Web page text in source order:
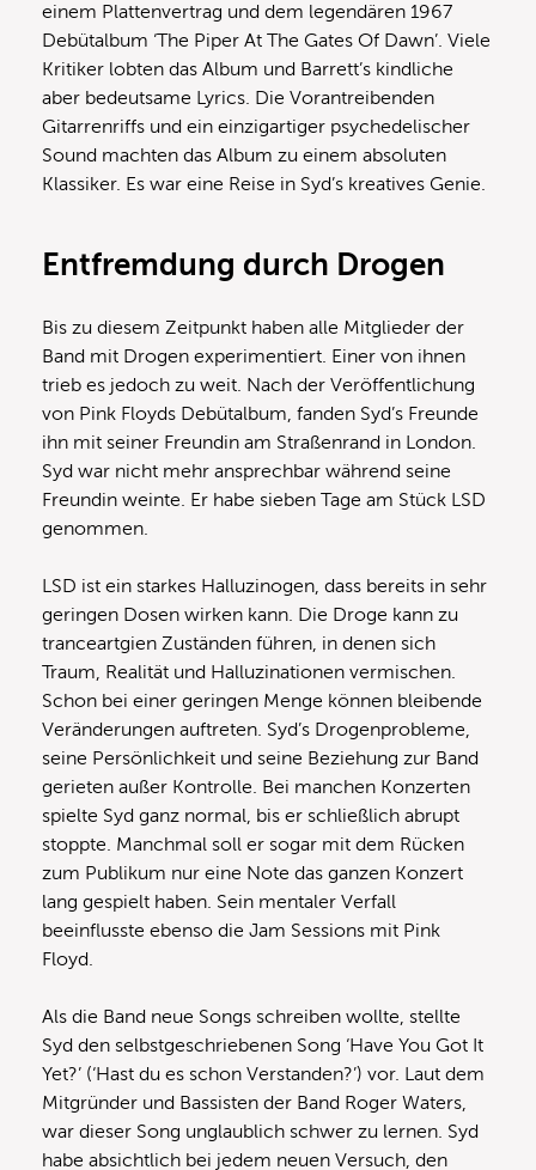
einem Plattenvertrag und dem legendären 1967
Debütalbum ‘The Piper At The Gates Of Dawn’. Viele
Kritiker lobten das Album und Barrett’s kindliche
aber bedeutsame Lyrics. Die Vorantreibenden
Gitarrenriffs und ein einzigartiger psychedelischer
Sound machten das Album zu einem absoluten
Klassiker. Es war eine Reise in Syd’s kreatives Genie.
Entfremdung durch Drogen
Bis zu diesem Zeitpunkt haben alle Mitglieder der
Band mit Drogen experimentiert. Einer von ihnen
trieb es jedoch zu weit. Nach der Veröffentlichung
von Pink Floyds Debütalbum, fanden Syd’s Freunde
ihn mit seiner Freundin am Straßenrand in London.
Syd war nicht mehr ansprechbar während seine
Freundin weinte. Er habe sieben Tage am Stück LSD
genommen.
LSD ist ein starkes Halluzinogen, dass bereits in sehr
geringen Dosen wirken kann. Die Droge kann zu
tranceartgien Zuständen führen, in denen sich
Traum, Realität und Halluzinationen vermischen.
Schon bei einer geringen Menge können bleibende
Veränderungen auftreten. Syd’s Drogenprobleme,
seine Persönlichkeit und seine Beziehung zur Band
gerieten außer Kontrolle. Bei manchen Konzerten
spielte Syd ganz normal, bis er schließlich abrupt
stoppte. Manchmal soll er sogar mit dem Rücken
zum Publikum nur eine Note das ganzen Konzert
lang gespielt haben. Sein mentaler Verfall
beeinflusste ebenso die Jam Sessions mit Pink
Floyd.
Als die Band neue Songs schreiben wollte, stellte
Syd den selbstgeschriebenen Song ‘Have You Got It
Yet?’ (‘Hast du es schon Verstanden?’) vor. Laut dem
Mitgründer und Bassisten der Band Roger Waters,
war dieser Song unglaublich schwer zu lernen. Syd
habe absichtlich bei jedem neuen Versuch, den